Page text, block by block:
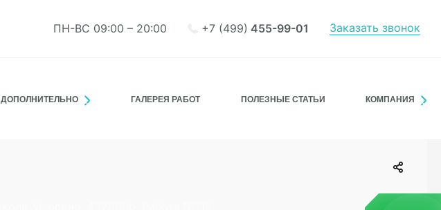
ПН-ВС 09:00 – 20:00 +7 (499) 455-99-01 Заказать звонок
ДОПОЛНИТЕЛЬНО ГАЛЕРЕЯ РАБОТ ПОЛЕЗНЫЕ СТАТЬИ КОМПАНИЯ